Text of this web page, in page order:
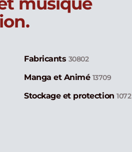
Fabricants 30802
Manga et Animé 13709
Stockage et protection1072